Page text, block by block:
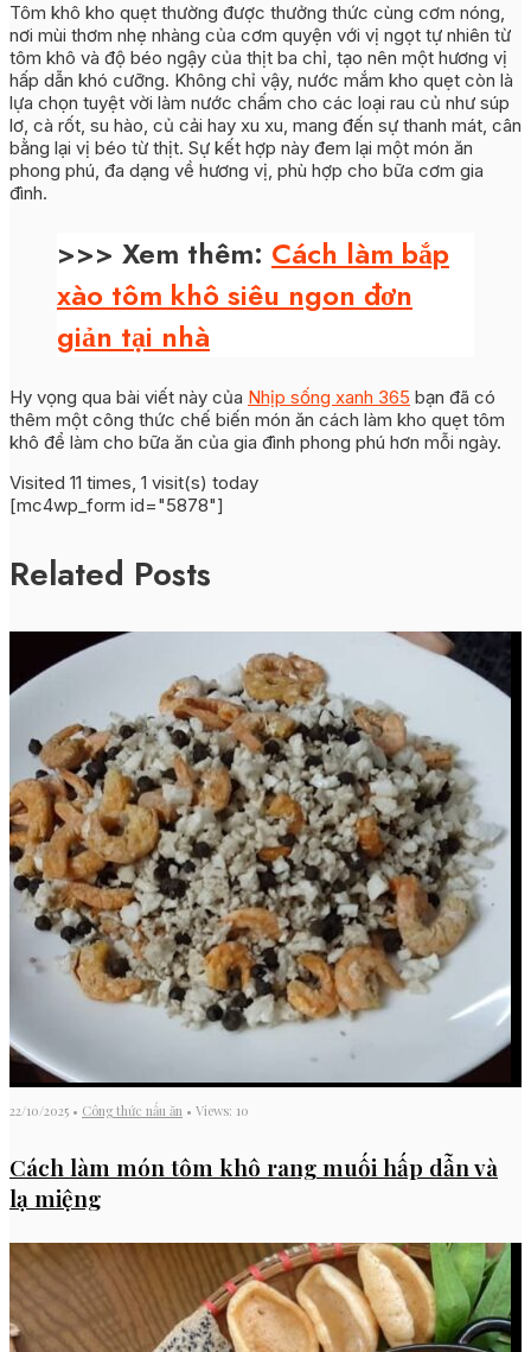
Tôm khô kho quẹt thường được thưởng thức cùng cơm nóng,
nơi mùi thơm nhẹ nhàng của cơm quyện với vị ngọt tự nhiên từ
tôm khô và độ béo ngậy của thịt ba chỉ, tạo nên một hương vị
hấp dẫn khó cưỡng. Không chỉ vậy, nước mắm kho quẹt còn là
lựa chọn tuyệt vời làm nước chấm cho các loại rau củ như súp
lơ, cà rốt, su hào, củ cải hay xu xu, mang đến sự thanh mát, cân
bằng lại vị béo từ thịt. Sự kết hợp này đem lại một món ăn
phong phú, đa dạng về hương vị, phù hợp cho bữa cơm gia
đình.
>>> Xem thêm: Cách làm bắp
xào tôm khô siêu ngon đơn
giản tại nhà
Hy vọng qua bài viết này của Nhịp sống xanh 365 bạn đã có
thêm một công thức chế biến món ăn cách làm kho quẹt tôm
khô để làm cho bữa ăn của gia đình phong phú hơn mỗi ngày.
Visited 11 times, 1 visit(s) today
[mc4wp_form id="5878"]
Related Posts
22/10/2025 • Công thức nấu ăn • Views: 10
Cách làm món tôm khô rang muối hấp dẫn và
lạ miệng